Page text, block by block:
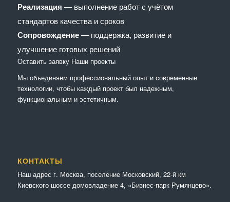
Реализация — выполнение работ с учётом
стандартов качества и сроков
Сопровождение— поддержка, развитие и
улучшение готовых решений
Оставить заявку Наши проекты
Мы объединяем профессиональный опыт и современные
технологии, чтобы каждый проект был надежным,
функциональным и эстетичным.
КОНТАКТЫ
Наш адрес г. Москва, поселение Московский, 22-й км
Киевского шоссе домовладение 4, «Бизнес-парк Румянцево».